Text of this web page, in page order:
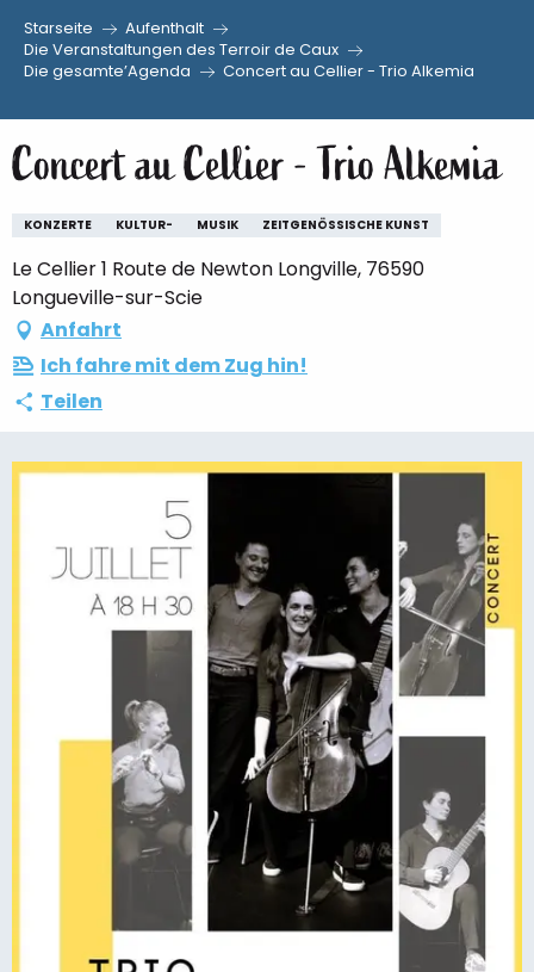
Aller
principal
Starseite
Aufenthalt
Die Veranstaltungen des Terroir de Caux
Die gesamte’Agenda
Concert au Cellier - Trio Alkemia
Concert au Cellier - Trio Alkemia
KONZERTE KULTUR- MUSIK ZEITGENÖSSISCHE KUNST
Le Cellier 1 Route de Newton Longville, 76590
Longueville-sur-Scie
Anfahrt
Ich fahre mit dem Zug hin!
Teilen